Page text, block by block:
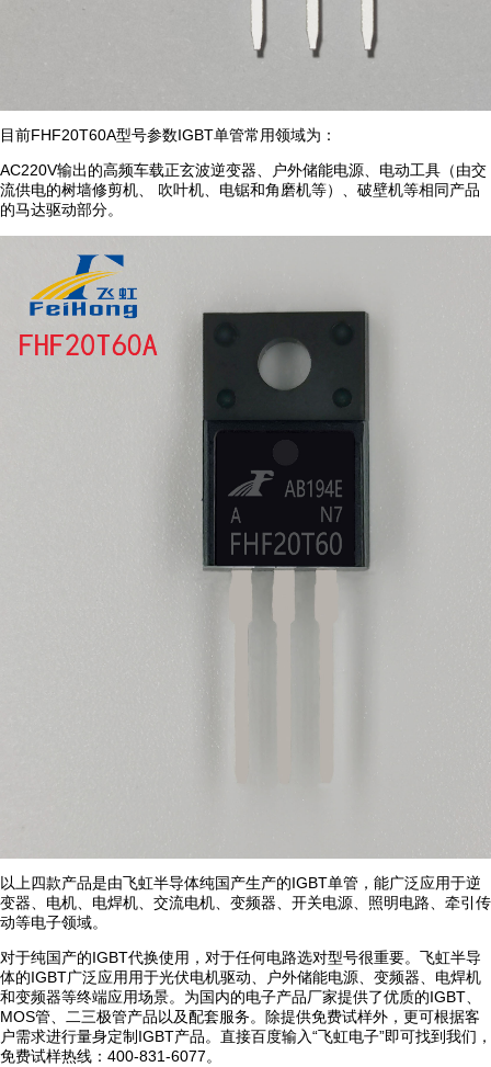
目前FHF20T60A型号参数IGBT单管常用领域为：
AC220V输出的高频车载正玄波逆变器、户外储能电源、电动工具（由交
流供电的树墙修剪机、 吹叶机、电锯和角磨机等）、破壁机等相同产品
的马达驱动部分。
以上四款产品是由飞虹半导体纯国产生产的IGBT单管，能广泛应用于逆
变器、电机、电焊机、交流电机、变频器、开关电源、照明电路、牵引传
动等电子领域。
对于纯国产的IGBT代换使用，对于任何电路选对型号很重要。飞虹半导
体的IGBT广泛应用用于光伏电机驱动、户外储能电源、变频器、电焊机
和变频器等终端应用场景。为国内的电子产品厂家提供了优质的IGBT、
MOS管、二三极管产品以及配套服务。除提供免费试样外，更可根据客
户需求进行量身定制IGBT产品。直接百度输入“飞虹电子”即可找到我们，
免费试样热线：400-831-6077。